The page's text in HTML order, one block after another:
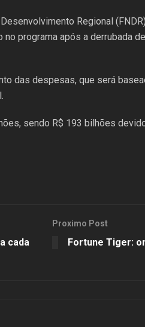
Regional
programa após a derrubada
das despesas, que será
sendo R$ 193 bilhões
cada
Proximo Post
Fortune Tiger: